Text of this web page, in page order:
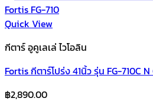
Quick View
กีตาร์ อูคูเลเล่ ไวโอลิน
Fortis กีตาร์โปร่ง 41นิ้ว รุ่น FG-710C
฿2,890.00